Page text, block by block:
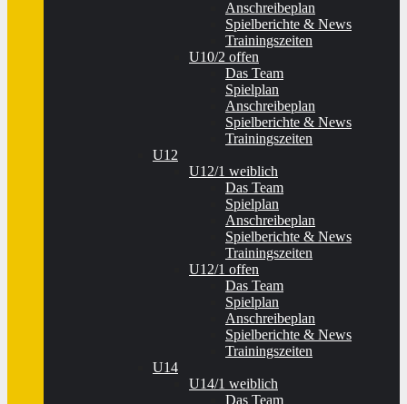
Anschreibeplan
Spielberichte & News
Trainingszeiten
U10/2 offen
Das Team
Spielplan
Anschreibeplan
Spielberichte & News
Trainingszeiten
U12
U12/1 weiblich
Das Team
Spielplan
Anschreibeplan
Spielberichte & News
Trainingszeiten
U12/1 offen
Das Team
Spielplan
Anschreibeplan
Spielberichte & News
Trainingszeiten
U14
U14/1 weiblich
Das Team